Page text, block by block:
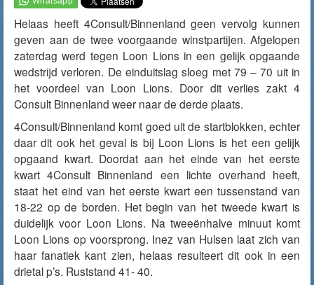
Helaas heeft 4Consult/Binnenland geen vervolg kunnen
geven aan de twee voorgaande winstpartijen. Afgelopen
zaterdag werd tegen Loon Lions in een gelijk opgaande
wedstrijd verloren. De einduitslag sloeg met 79 – 70 uit in
het voordeel van Loon Lions. Door dit verlies zakt 4
Consult Binnenland weer naar de derde plaats.
4Consult/Binnenland komt goed uit de startblokken, echter
daar dit ook het geval is bij Loon Lions is het een gelijk
opgaand kwart. Doordat aan het einde van het eerste
kwart 4Consult Binnenland een lichte overhand heeft,
staat het eind van het eerste kwart een tussenstand van
18-22 op de borden. Het begin van het tweede kwart is
duidelijk voor Loon Lions. Na tweeënhalve minuut komt
Loon Lions op voorsprong. Inez van Hulsen laat zich van
haar fanatiek kant zien, helaas resulteert dit ook in een
drietal p’s. Ruststand 41- 40.